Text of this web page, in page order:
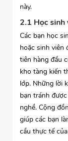
này.
2.1 Học
Các bạn học
hoặc sinh viên
tiên hàng đầu
kho tàng kiến
lớp. Những lời
bạn tránh
nghề. Cộng
giúp các bạn
cầu thực tế